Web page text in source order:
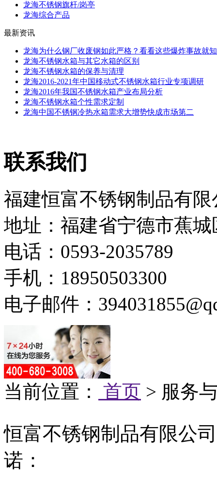
龙海不锈钢旗杆/岗亭
龙海综合产品
最新资讯
龙海为什么钢厂收废钢如此严格？看看这些爆炸事故就
龙海不锈钢水箱与其它水箱的区别
龙海不锈钢水箱的保养与清理
龙海2016-2021年中国移动式不锈钢水箱行业专项调研
龙海2016年我国不锈钢水箱产业布局分析
龙海不锈钢水箱个性需求定制
龙海中国不锈钢冷热水箱需求大增势快成市场第二
联系我们
福建恒富不锈钢制品有限
地址：福建省宁德市蕉城
电话：0593-2035789
手机：18950503300
电子邮件：
当前位置： 首页 > 服务
恒富不锈钢制品有限公
诺：